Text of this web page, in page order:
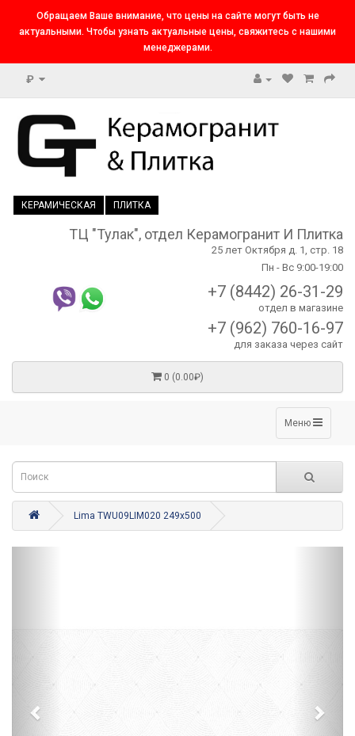
Обращаем Ваше внимание, что цены на сайте могут быть не
актуальными. Чтобы узнать актуальные цены, свяжитесь с нашими
менеджерами.
₽
КЕРАМИЧЕСКАЯ ПЛИТКА
ТЦ "Тулак", отдел Керамогранит И Плитка
25 лет Октября д. 1, стр. 18
Пн - Вс 9:00-19:00
+7 (8442) 26-31-29
отдел в магазине
+7 (962) 760-16-97
для заказа через сайт
0 (0.00₽)
Меню
Lima TWU09LIM020 249x500